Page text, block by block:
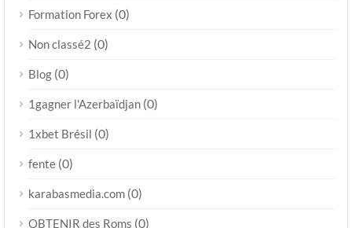
Formation Forex (0)
Non classé2 (0)
Blog (0)
1gagner l'Azerbaïdjan (0)
1xbet Brésil (0)
fente (0)
karabasmedia.com (0)
OBTENIR des Roms (0)